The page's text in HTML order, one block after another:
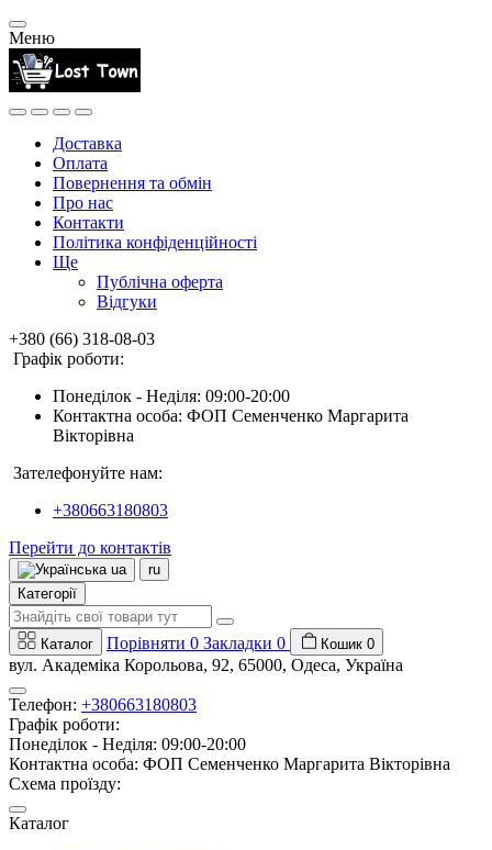
Меню
Доставка
Оплата
Повернення та обмін
Про нас
Контакти
Політика конфіденційності
Ще
Публічна оферта
Відгуки
+380 (66) 318-08-03
Графік роботи:
Понеділок - Неділя: 09:00-20:00
Контактна особа: ФОП Семенченко Маргарита
Вікторівна
Зателефонуйте нам:
+380663180803
Перейти до контактів
ua
ru
Категорії
Каталог Порівняти 0 Закладки 0 Кошик 0
вул. Академіка Корольова, 92, 65000, Одеса, Україна
Телефон: +380663180803
Графік роботи:
Понеділок - Неділя: 09:00-20:00
Контактна особа: ФОП Семенченко Маргарита Вікторівна
Схема проїзду:
Каталог